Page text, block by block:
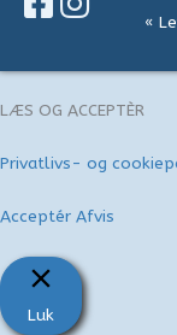
«
LÆS OG ACCEPTÈR
Privatlivs- og
Acceptér Afvis
Luk